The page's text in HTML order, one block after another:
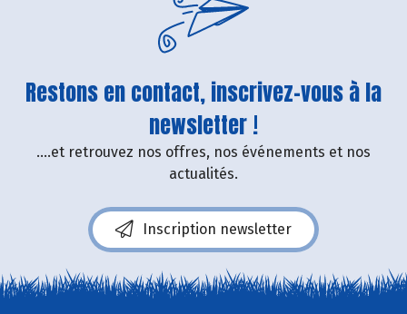
Restons en contact, inscrivez-vous à la
newsletter !
....et retrouvez nos offres, nos événements et nos
actualités.
Inscription newsletter